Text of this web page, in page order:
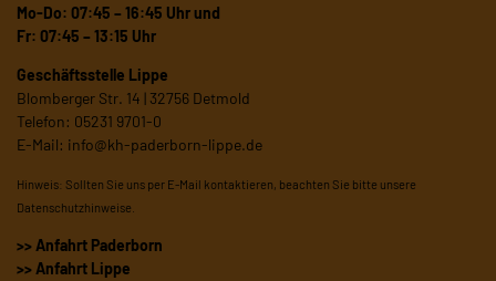
Mo-Do: 07:45 – 16:45 Uhr und
Fr: 07:45 – 13:15 Uhr
Geschäftsstelle Lippe
Blomberger Str. 14 | 32756 Detmold
Telefon: 05231 9701-0
E-Mail: info@kh-paderborn-lippe.de
Hinweis: Sollten Sie uns per E-Mail kontaktieren, beachten Sie bitte unsere
Datenschutzhinweise
>> Anfahrt Paderborn
>> Anfahrt Lippe